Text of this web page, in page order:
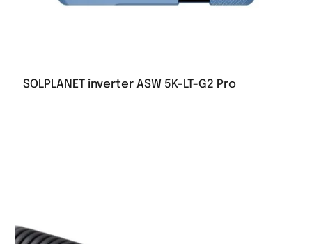
SOLPLANET inverter ASW 5K-LT-G2 Pro